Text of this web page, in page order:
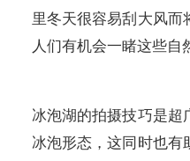
里冬天很容易刮大风而
人们有机会一睹这些自
冰泡湖的拍摄技巧是超
冰泡形态，这同时也有